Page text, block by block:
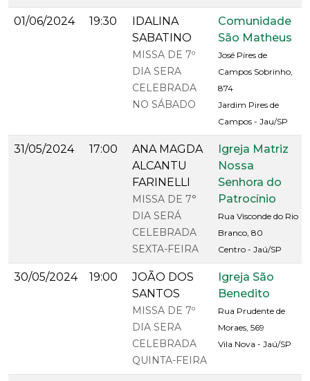
01/06/2024 19:30
IDALINA
SABATINO
MISSA DE 7º
DIA SERA
CELEBRADA
NO SÁBADO
Comunidade
São Matheus
José Píres de
Campos Sobrinho,
874
Jardim Pires de
Campos - Jau/SP
31/05/2024 17:00
ANA MAGDA
ALCANTU
FARINELLI
MISSA DE 7°
DIA SERÁ
CELEBRADA
SEXTA-FEIRA
Igreja Matriz
Nossa
Senhora do
Patrocínio
Rua Visconde do Rio
Branco, 80
Centro - Jaú/SP
30/05/2024 19:00
JOÃO DOS
SANTOS
MISSA DE 7º
DIA SERA
CELEBRADA
QUINTA-FEIRA
Igreja São
Benedito
Rua Prudente de
Moraes, 569
Vila Nova - Jaú/SP